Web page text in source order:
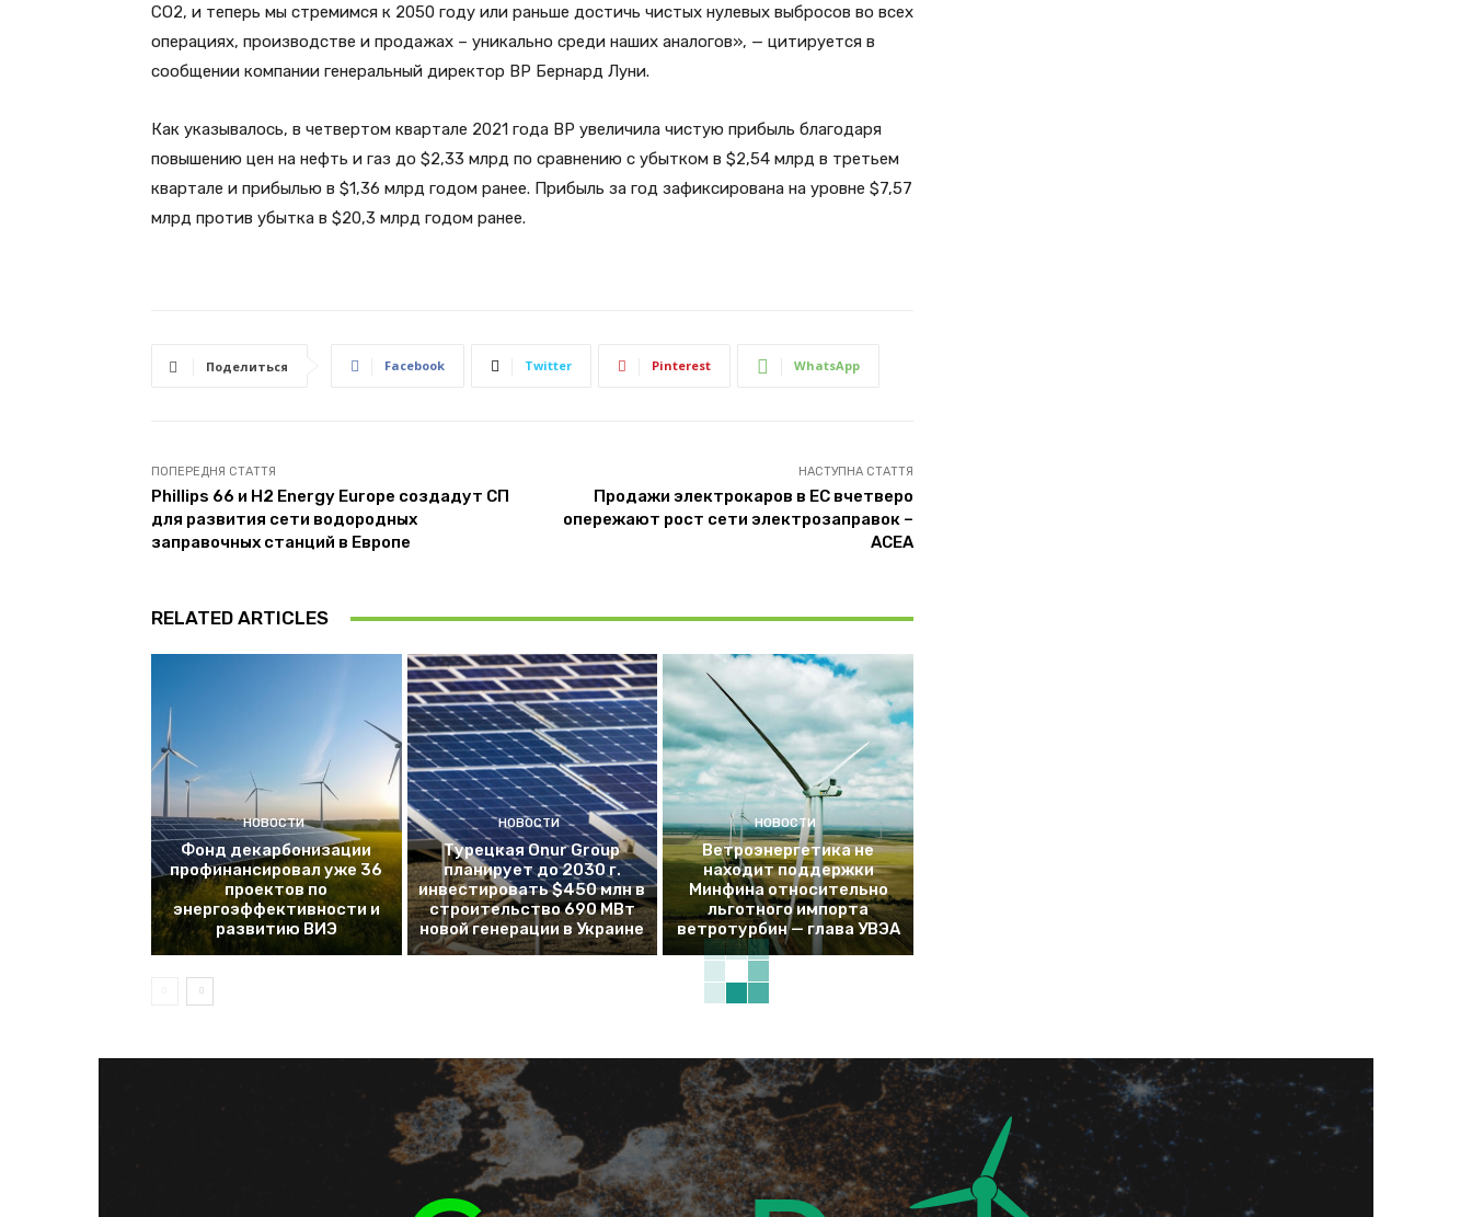
СО2, и теперь мы стремимся к 2050 году или раньше достичь чистых нулевых выбросов во всех
операциях, производстве и продажах – уникально среди наших аналогов», — цитируется в
сообщении компании генеральный директор BP Бернард Луни.
Как указывалось, в четвертом квартале 2021 года BP увеличила чистую прибыль благодаря
повышению цен на нефть и газ до $2,33 млрд по сравнению с убытком в $2,54 млрд в третьем
квартале и прибылью в $1,36 млрд годом ранее. Прибыль за год зафиксирована на уровне $7,57
млрд против убытка в $20,3 млрд годом ранее.
Поделиться Facebook Twitter Pinterest WhatsApp
ПОПЕРЕДНЯ СТАТТЯ
Phillips 66 и H2 Energy Europe создадут СП
для развития сети водородных
заправочных станций в Европе
НАСТУПНА СТАТТЯ
Продажи электрокаров в ЕС вчетверо
опережают рост сети электрозаправок –
ACEA
RELATED ARTICLES
НОВОСТИ
Фонд декарбонизации
профинансировал уже 36
проектов по
энергоэффективности и
развитию ВИЭ
НОВОСТИ
Турецкая Onur Group
планирует до 2030 г.
инвестировать $450 млн в
строительство 690 МВт
новой генерации в Украине
НОВОСТИ
Ветроэнергетика не
находит поддержки
Минфина относительно
льготного импорта
ветротурбин — глава УВЭА